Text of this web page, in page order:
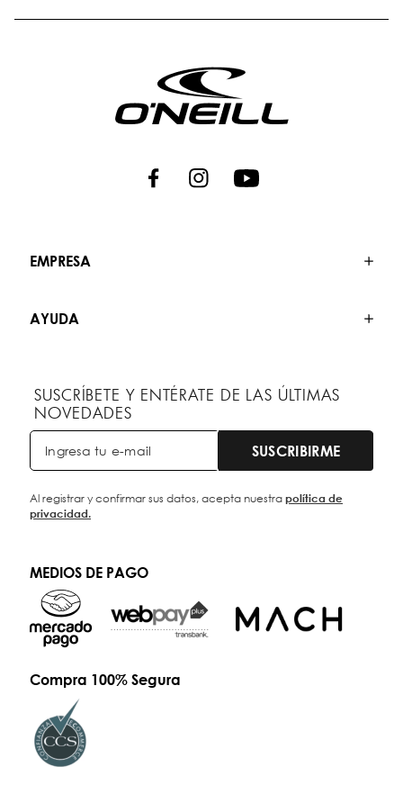
EMPRESA
AYUDA
SUSCRÍBETE Y ENTÉRATE DE LAS ÚLTIMAS
NOVEDADES
SUSCRIBIRME
Al registrar y confirmar sus datos, acepta nuestrapolítica de
privacidad.
MEDIOS DE PAGO
Compra 100% Segura